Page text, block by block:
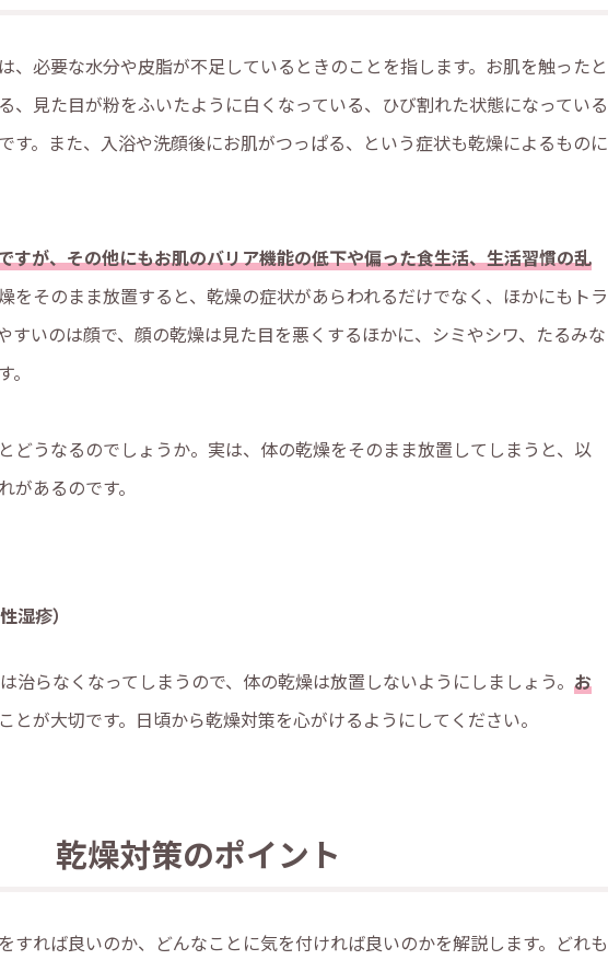
、必要な水分や皮脂が不足しているときのことを指します。お肌を触ったと
、見た目が粉をふいたように白くなっている、ひび割れた状態になっている
す。また、入浴や洗顔後にお肌がつっぱる、という症状も乾燥によるものに
すが、その他にもお肌のバリア機能の低下や偏った食生活、生活習慣の乱
をそのまま放置すると、乾燥の症状があらわれるだけでなく、ほかにもトラ
すいのは顔で、顔の乾燥は見た目を悪くするほかに、シミやシワ、たるみな
どうなるのでしょうか。実は、体の乾燥をそのまま放置してしまうと、以
あるのです。
湿疹）
治らなくなってしまうので、体の乾燥は放置しないようにしましょう。 お
とが大切です。日頃から乾燥対策を心がけるようにしてください。
乾燥対策のポイント
すれば良いのか、どんなことに気を付ければ良いのかを解説します。どれも